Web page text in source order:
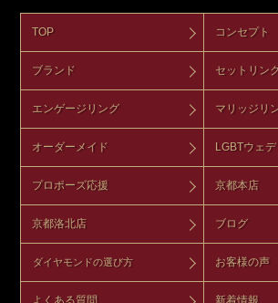
TOP コンセプト
ブランド セットリン
エンゲージリング マリッジリ
オーダーメイド LGBTウェ
プロポーズ応援 京都本店
京都洛北店 ブログ
ダイヤモンドの選び方 お客様の声